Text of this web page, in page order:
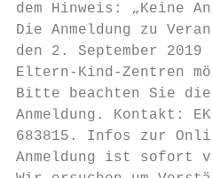
dem Hinweis: „Keine
Die Anmeldung zu
den 2. September
Eltern-Kind-Zentren
Bitte beachten Sie
Anmeldung. Kontakt:
683815. Infos zur
Anmeldung ist sofort